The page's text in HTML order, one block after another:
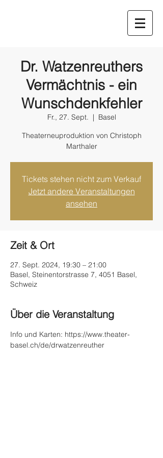
Dr. Watzenreuthers
Vermächtnis - ein
Wunschdenkfehler
Fr., 27. Sept.
  |
Basel
Theaterneuproduktion von Christoph
Marthaler
Tickets stehen nicht zum Verkauf
Jetzt andere Veranstaltungen
ansehen
Zeit & Ort
27. Sept. 2024, 19:30 – 21:00
Basel, Steinentorstrasse 7, 4051 Basel,
Schweiz
Über die Veranstaltung
Info und Karten: https://www.theater-
basel.ch/de/drwatzenreuther